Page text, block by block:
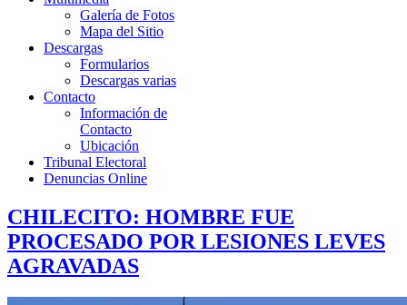
Galería de Fotos
Mapa del Sitio
Descargas
Formularios
Descargas varias
Contacto
Información de
Contacto
Ubicación
Tribunal Electoral
Denuncias Online
CHILECITO: HOMBRE FUE
PROCESADO POR LESIONES LEVES
AGRAVADAS